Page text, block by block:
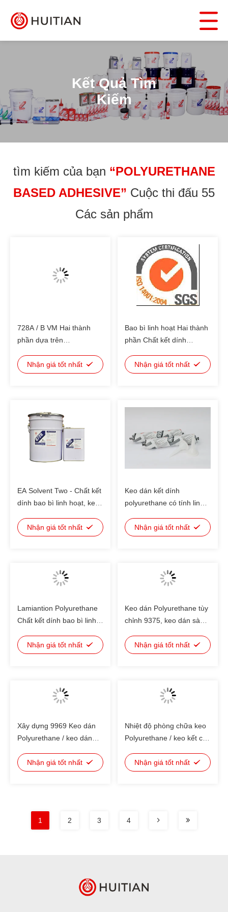
Kết Quả Tìm
Kiếm
tìm kiếm của bạn “POLYURETHANE
BASED ADHESIVE” Cuộc thi đấu 55
Các sản phẩm
728A / B VM Hai thành
phần dựa trên
Nhận giá tốt nhất
Bao bì linh hoạt Hai thành
phần Chất kết dính
đến màu vàng
Nhận giá tốt nhất
EA Solvent Two - Chất kết
dính bao bì linh hoạt, keo
Nhận giá tốt nhất
Keo dán kết dính
polyurethane có tính linh
polyurethane
Nhận giá tốt nhất
Lamiantion Polyurethane
Chất kết dính bao bì linh
Nhận giá tốt nhất
Keo dán Polyurethane tùy
chỉnh 9375, keo dán sàn
Nhận giá tốt nhất
Xây dựng 9969 Keo dán
Polyurethane / keo dán
Nhận giá tốt nhất
Nhiệt độ phòng chữa keo
Polyurethane / keo kết cấu
Nhận giá tốt nhất
1 2 3 4